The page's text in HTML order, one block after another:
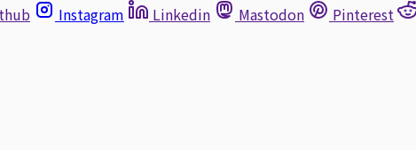
Instagram Linkedin Mastodon
Pinterest